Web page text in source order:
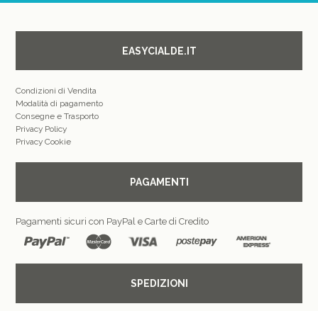
EASYCIALDE.IT
Condizioni di Vendita
Modalità di pagamento
Consegne e Trasporto
Privacy Policy
Privacy Cookie
PAGAMENTI
Pagamenti sicuri con PayPal e Carte di Credito
SPEDIZIONI